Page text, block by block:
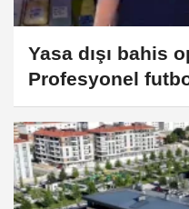
Yasa dışı bahis
Profesyonel
baskın